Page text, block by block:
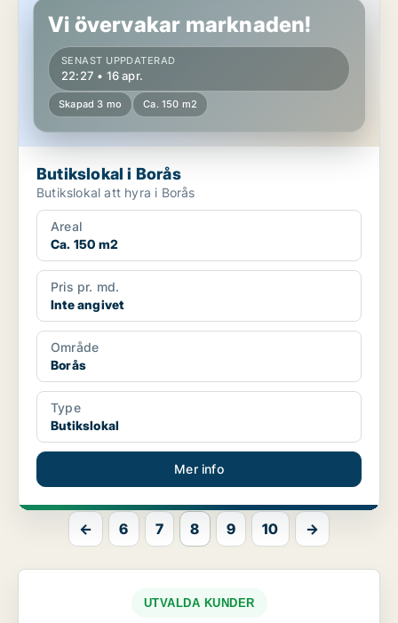
Vi övervakar marknaden!
SENAST UPPDATERAD
22:27 • 16 apr.
Skapad 3 mo Ca. 150 m2
Butikslokal i Borås
Butikslokal att hyra i Borås
Areal
Ca. 150 m2
Pris pr. md.
Inte angivet
Område
Borås
Type
Butikslokal
Mer info
← 6 7 8 9 10 →
UTVALDA KUNDER